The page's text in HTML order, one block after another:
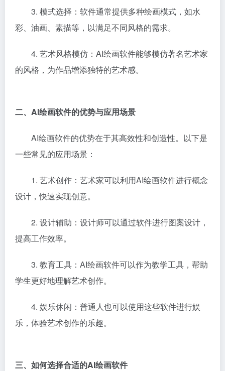
3. 模式选择：软件通常提供多种绘画模式，如水
彩、油画、素描等，以满足不同风格的需求。
4. 艺术风格模仿：AI绘画软件能够模仿著名艺术家
的风格，为作品增添独特的艺术感。
二、AI绘画软件的优势与应用场景
AI绘画软件的优势在于其高效性和创造性。以下是
一些常见的应用场景：
1. 艺术创作：艺术家可以利用AI绘画软件进行概念
设计，快速实现创意。
2. 设计辅助：设计师可以通过软件进行图案设计，
提高工作效率。
3. 教育工具：AI绘画软件可以作为教学工具，帮助
学生更好地理解艺术创作。
4. 娱乐休闲：普通人也可以使用这些软件进行娱
乐，体验艺术创作的乐趣。
三、如何选择合适的AI绘画软件